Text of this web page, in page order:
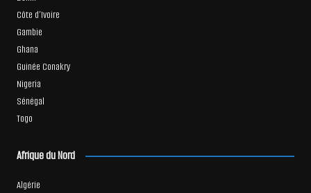
Côte d’Ivoire
Gambie
Ghana
Guinée Conakry
Nigeria
Sénégal
Togo
Afrique du Nord
Algérie